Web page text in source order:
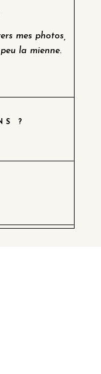
mes photos,
la mienne.
?